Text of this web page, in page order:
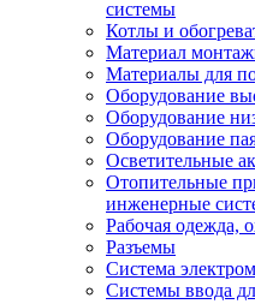
системы
Котлы и
Материал
Материалы для
Оборудование
Оборудование
Оборудование
Осветительные
Отопительные
инженерные
Рабочая одежда,
Разъемы
Система
Системы ввода